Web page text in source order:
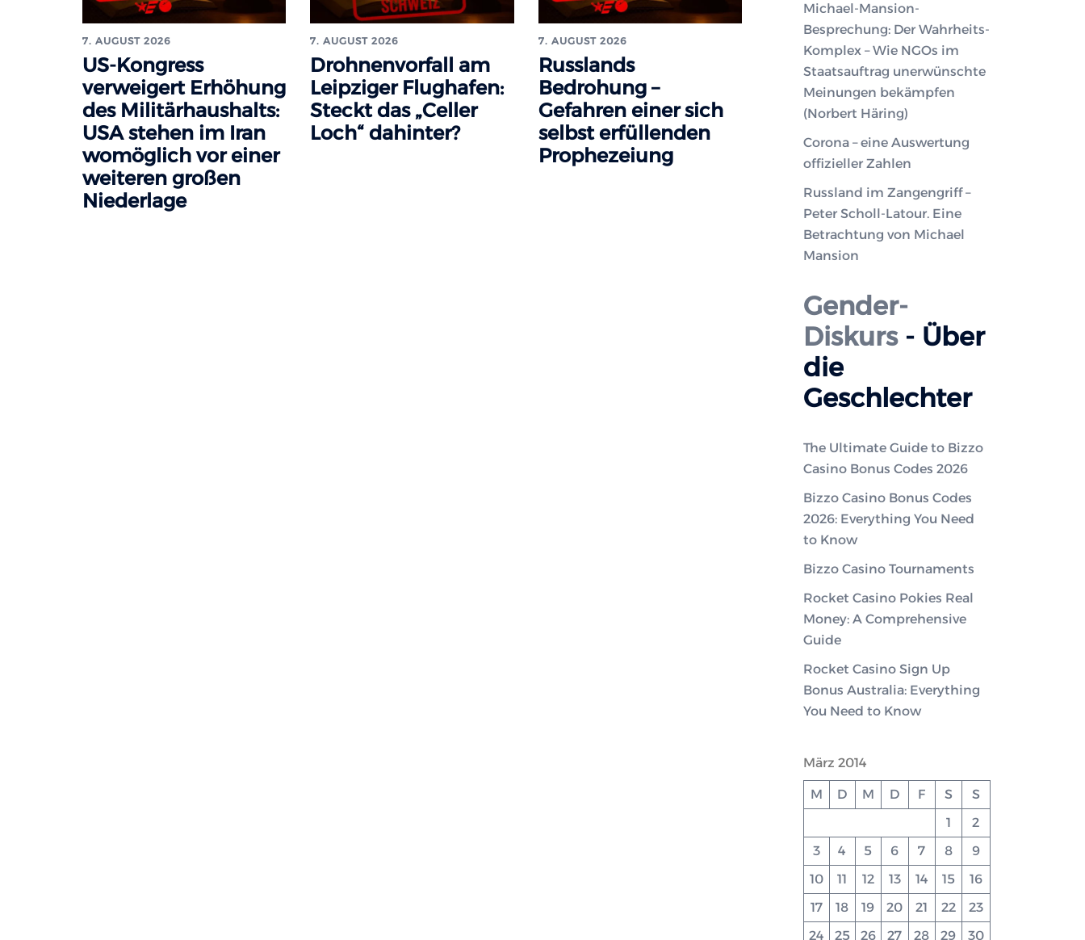
7. AUGUST 2026
US-Kongress
verweigert Erhöhung
des Militärhaushalts:
USA stehen im Iran
womöglich vor einer
weiteren großen
Niederlage
7. AUGUST 2026
Drohnenvorfall am
Leipziger Flughafen:
Steckt das „Celler
Loch“ dahinter?
7. AUGUST 2026
Russlands
Bedrohung –
Gefahren einer sich
selbst erfüllenden
Prophezeiung
Michael-Mansion-
Besprechung: Der Wahrheits-
Komplex – Wie NGOs im
Staatsauftrag unerwünschte
Meinungen bekämpfen
(Norbert Häring)
Corona – eine Auswertung
offizieller Zahlen
Russland im Zangengriff –
Peter Scholl-Latour. Eine
Betrachtung von Michael
Mansion
Gender-
Diskurs- Über
die
Geschlechter
The Ultimate Guide to Bizzo
Casino Bonus Codes 2026
Bizzo Casino Bonus Codes
2026: Everything You Need
to Know
Bizzo Casino Tournaments
Rocket Casino Pokies Real
Money: A Comprehensive
Guide
Rocket Casino Sign Up
Bonus Australia: Everything
You Need to Know
März 2014
M D M D F S
S
1
2
3
4 5 6 7 8
9
10
11 12 13 14 15
16
17
18 19 20 21 22
23
24
25 26 27 28 29 30